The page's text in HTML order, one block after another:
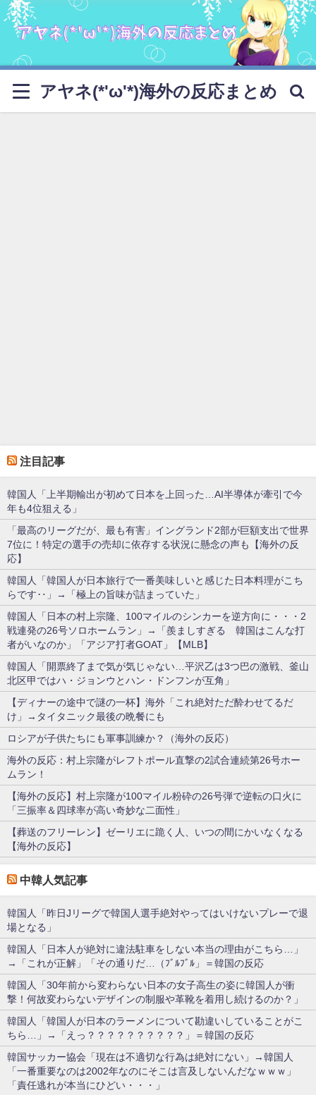
アヤネ(*'ω'*)海外の反応まとめ
注目記事
韓国人「上半期輸出が初めて日本を上回った…AI半導体が牽引で今
年も4位狙える」
「最高のリーグだが、最も有害」イングランド2部が巨額支出で世界
7位に！特定の選手の売却に依存する状況に懸念の声も【海外の反
応】
韓国人「韓国人が日本旅行で一番美味しいと感じた日本料理がこち
らです‥」→「極上の旨味が詰まっていた」
韓国人「日本の村上宗隆、100マイルのシンカーを逆方向に・・・2
戦連発の26号ソロホームラン」→「羨ましすぎる 韓国はこんな打
者がいなのか」「アジア打者GOAT」【MLB】
韓国人「開票終了まで気が気じゃない…平沢乙は3つ巴の激戦、釜山
北区甲ではハ・ジョンウとハン・ドンフンが互角」
【ディナーの途中で謎の一杯】海外「これ絶対ただ酔わせてるだ
け」→タイタニック最後の晩餐にも
ロシアが子供たちにも軍事訓練か？（海外の反応）
海外の反応：村上宗隆がレフトポール直撃の2試合連続第26号ホー
ムラン！
【海外の反応】村上宗隆が100マイル粉砕の26号弾で逆転の口火に
「三振率＆四球率が高い奇妙な二面性」
【葬送のフリーレン】ゼーリエに跪く人、いつの間にかいなくなる
【海外の反応】
中韓人気記事
韓国人「昨日Jリーグで韓国人選手絶対やってはいけないプレーで退
場となる」
韓国人「日本人が絶対に違法駐車をしない本当の理由がこちら…」
→「これが正解」「その通りだ…（ﾌﾞﾙﾌﾞﾙ」＝韓国の反応
韓国人「30年前から変わらない日本の女子高生の姿に韓国人が衝
撃！何故変わらないデザインの制服や革靴を着用し続けるのか？」
韓国人「韓国人が日本のラーメンについて勘違いしていることがこ
ちら…」→「えっ？？？？？？？？？？」＝韓国の反応
韓国サッカー協会「現在は不適切な行為は絶対にない」→韓国人
「一番重要なのは2002年なのにそこは言及しないんだなｗｗｗ」
「責任逃れが本当にひどい・・・」